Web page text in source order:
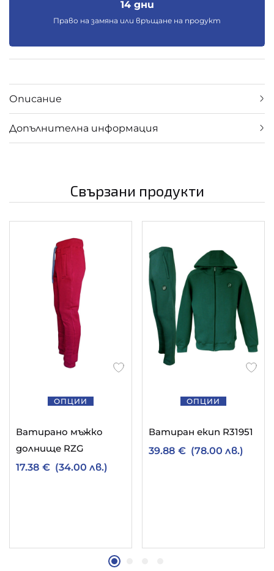
14 дни
Право на замяна или връщане на продукт
Описание
Допълнителна информация
Свързани продукти
ОПЦИИ
Ватирано мъжко
долнище RZG
17.38 € (34.00 лв.)
ОПЦИИ
Ватиран екип R31951
39.88 € (78.00 лв.)